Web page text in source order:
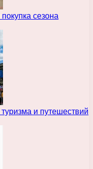
сезона
и путешествий